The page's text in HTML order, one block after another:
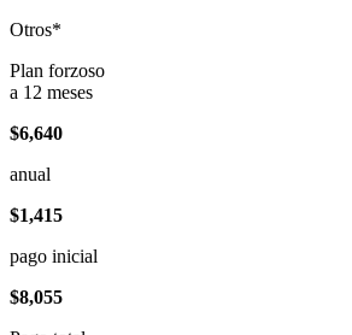
Otros*
Plan forzoso
a 12 meses
$6,640
anual
$1,415
pago inicial
$8,055